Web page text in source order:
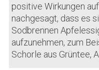
positive Wirkungen
nachgesagt, dass es
Sodbrennen
aufzunehmen, zum
Schorle aus Grüntee,